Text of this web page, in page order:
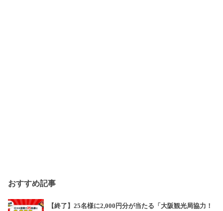
おすすめ記事
【終了】25名様に2,000円分が当たる「大阪観光局協力！